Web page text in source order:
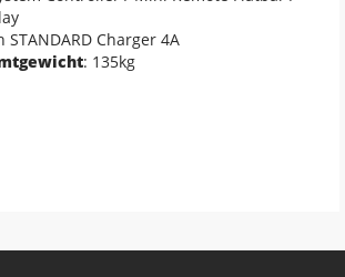
STANDARD Charger 4A
: 135kg